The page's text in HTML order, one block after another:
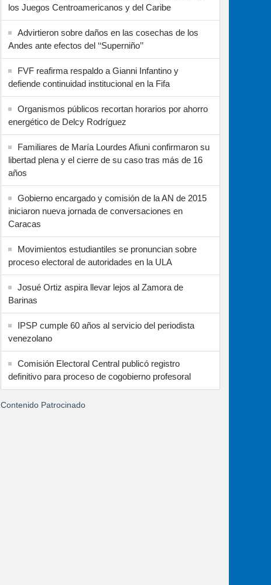
los Juegos Centroamericanos y del Caribe
Advirtieron sobre daños en las cosechas de los
Andes ante efectos del ‘‘Superniño’’
FVF reafirma respaldo a Gianni Infantino y
defiende continuidad institucional en la Fifa
Organismos públicos recortan horarios por ahorro
energético de Delcy Rodríguez
Familiares de María Lourdes Afiuni confirmaron su
libertad plena y el cierre de su caso tras más de 16
años
Gobierno encargado y comisión de la AN de 2015
iniciaron nueva jornada de conversaciones en
Caracas
Movimientos estudiantiles se pronuncian sobre
proceso electoral de autoridades en la ULA
Josué Ortiz aspira llevar lejos al Zamora de
Barinas
IPSP cumple 60 años al servicio del periodista
venezolano
Comisión Electoral Central publicó registro
definitivo para proceso de cogobierno profesoral
Contenido Patrocinado